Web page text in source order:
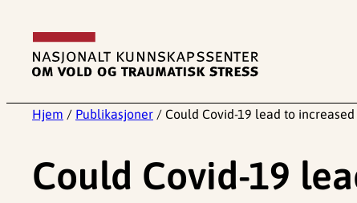
innhold
Hjem / Publikasjoner / Could Covid-19 lead to
Could Covid-19